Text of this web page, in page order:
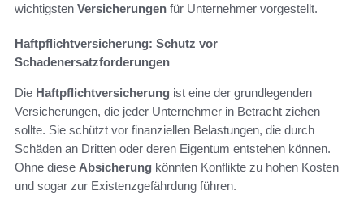
wichtigsten Versicherungen für Unternehmer vorgestellt.
Haftpflichtversicherung: Schutz vor
Schadenersatzforderungen
Die Haftpflichtversicherung ist eine der grundlegenden
Versicherungen, die jeder Unternehmer in Betracht ziehen
sollte. Sie schützt vor finanziellen Belastungen, die durch
Schäden an Dritten oder deren Eigentum entstehen können.
Ohne diese Absicherung könnten Konflikte zu hohen Kosten
und sogar zur Existenzgefährdung führen.